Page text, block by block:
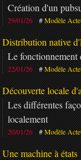
Création d'un
29/01/26 Modèle
Distribution native
Le
22/01/26 Modèle
Découverte locale
Les différentes
localement
20/01/26 Modèle
Une machine à états